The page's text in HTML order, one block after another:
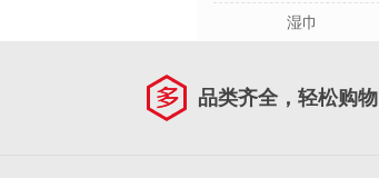
湿巾
品类齐全，轻松购物